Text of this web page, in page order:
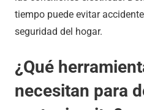
tiempo puede evitar
seguridad del hogar.
¿Qué
necesitan para